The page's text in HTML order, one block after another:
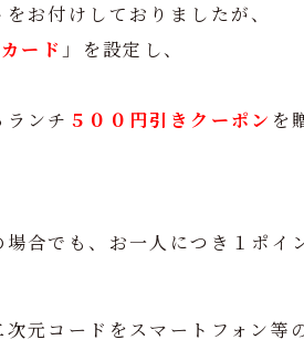
お付けしておりましたが、
ード 」を設定し、
ンチ ５００円引きクーポン を
合でも、お一人につき１ポイ
元コードをスマートフォン等